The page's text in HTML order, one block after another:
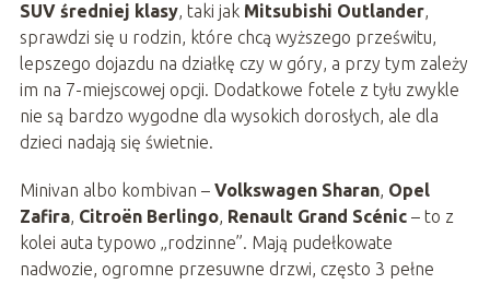
SUV średniej klasy, taki jak Mitsubishi Outlander,
sprawdzi się u rodzin, które chcą wyższego prześwitu,
lepszego dojazdu na działkę czy w góry, a przy tym zależy
im na 7-miejscowej opcji. Dodatkowe fotele z tyłu zwykle
nie są bardzo wygodne dla wysokich dorosłych, ale dla
dzieci nadają się świetnie.
Minivan albo kombivan – Volkswagen Sharan, Opel
Zafira, Citroën Berlingo, Renault Grand Scénic– to z
kolei auta typowo „rodzinne”. Mają pudełkowate
nadwozie, ogromne przesuwne drzwi, często 3 pełne